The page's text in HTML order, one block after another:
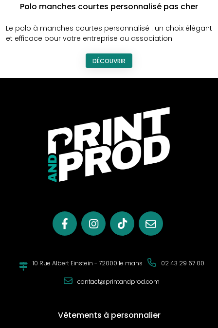
Polo manches courtes personnalisé pas cher
Le polo à manches courtes personnalisé : un choix élégant
et efficace pour votre entreprise ou association
DÉCOUVRIR
10 Rue Albert Einstein - 72000 le mans 02 43 29 67 00
contact@printandprod.com
Vêtements à personnalier